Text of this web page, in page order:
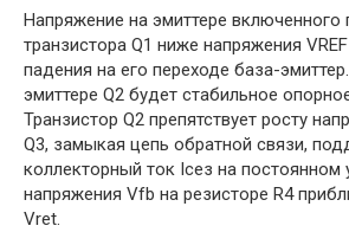
Напряжение на эмиттере включенного
транзистора Q1 ниже напряжения
падения на его переходе база-
эмиттере Q2 будет стабильное
Транзистор Q2 препятствует росту
Q3, замыкая цепь обратной связи,
коллекторный ток Iсез на постоянном
напряжения Vfb на резисторе R4
Vret.